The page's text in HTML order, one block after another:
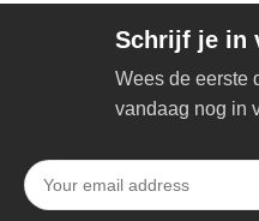
Schrijf je in
Wees de eerste
vandaag nog in